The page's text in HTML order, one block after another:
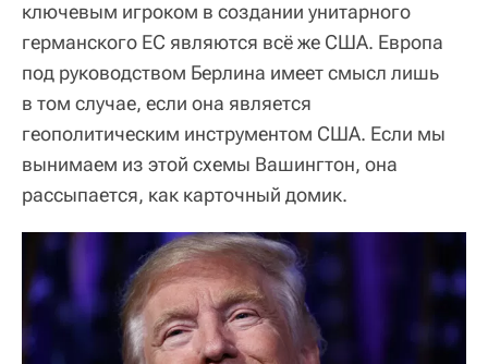
ключевым игроком в создании унитарного
германского ЕС являются всё же США. Европа
под руководством Берлина имеет смысл лишь
в том случае, если она является
геополитическим инструментом США. Если мы
вынимаем из этой схемы Вашингтон, она
рассыпается, как карточный домик.